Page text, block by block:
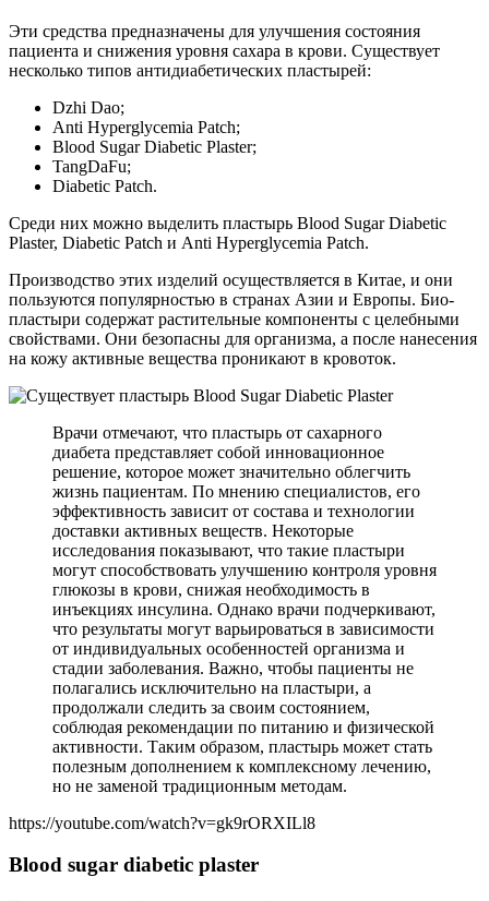
Эти средства предназначены для улучшения состояния
пациента и снижения уровня сахара в крови. Существует
несколько типов антидиабетических пластырей:
Dzhi Dao;
Anti Hyperglycemia Patch;
Blood Sugar Diabetic Plaster;
TangDaFu;
Diabetic Patch.
Среди них можно выделить пластырь Blood Sugar Diabetic
Plaster, Diabetic Patch и Anti Hyperglycemia Patch.
Производство этих изделий осуществляется в Китае, и они
пользуются популярностью в странах Азии и Европы. Био-
пластыри содержат растительные компоненты с целебными
свойствами. Они безопасны для организма, а после нанесения
на кожу активные вещества проникают в кровоток.
Врачи отмечают, что пластырь от сахарного
диабета представляет собой инновационное
решение, которое может значительно облегчить
жизнь пациентам. По мнению специалистов, его
эффективность зависит от состава и технологии
доставки активных веществ. Некоторые
исследования показывают, что такие пластыри
могут способствовать улучшению контроля уровня
глюкозы в крови, снижая необходимость в
инъекциях инсулина. Однако врачи подчеркивают,
что результаты могут варьироваться в зависимости
от индивидуальных особенностей организма и
стадии заболевания. Важно, чтобы пациенты не
полагались исключительно на пластыри, а
продолжали следить за своим состоянием,
соблюдая рекомендации по питанию и физической
активности. Таким образом, пластырь может стать
полезным дополнением к комплексному лечению,
но не заменой традиционным методам.
https://youtube.com/watch?v=gk9rORXILl8
Blood sugar diabetic plaster